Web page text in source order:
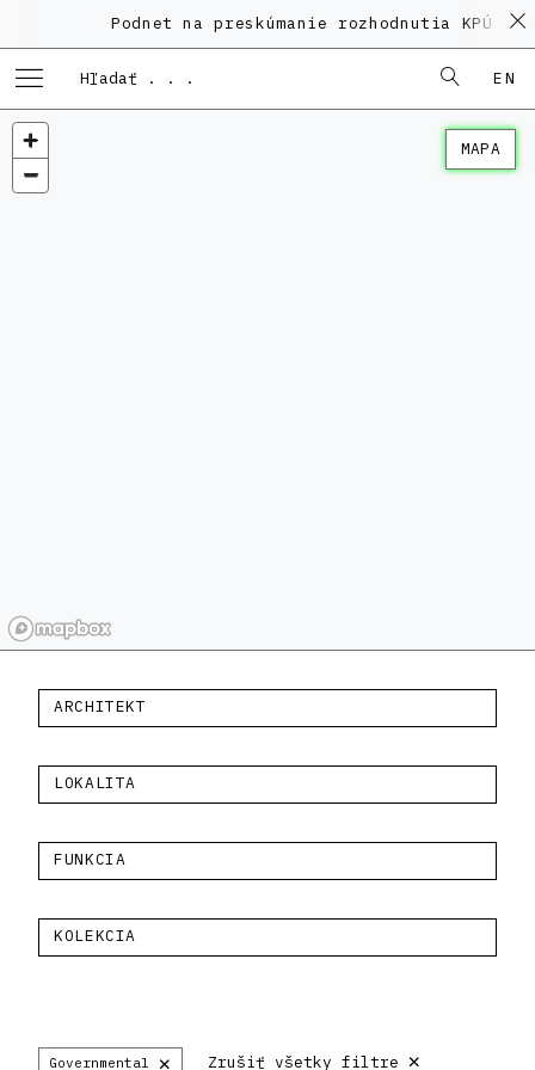
Podnet na preskúmanie rozhodnutia KPÚ
EN
MAPA
ARCHITEKT
LOKALITA
FUNKCIA
KOLEKCIA
Governmental × Zrušiť všetky filtre ×